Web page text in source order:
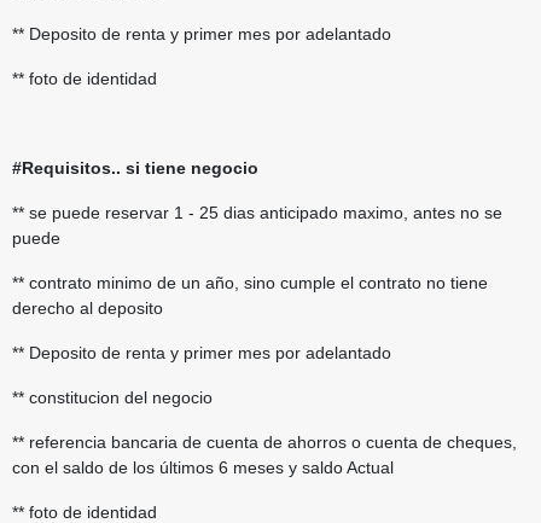
** Deposito de renta y primer mes por adelantado
** foto de identidad
#Requisitos.. si tiene negocio
** se puede reservar 1 - 25 dias anticipado maximo, antes no se
puede
** contrato minimo de un año, sino cumple el contrato no tiene
derecho al deposito
** Deposito de renta y primer mes por adelantado
** constitucion del negocio
** referencia bancaria de cuenta de ahorros o cuenta de cheques,
con el saldo de los últimos 6 meses y saldo Actual
** foto de identidad